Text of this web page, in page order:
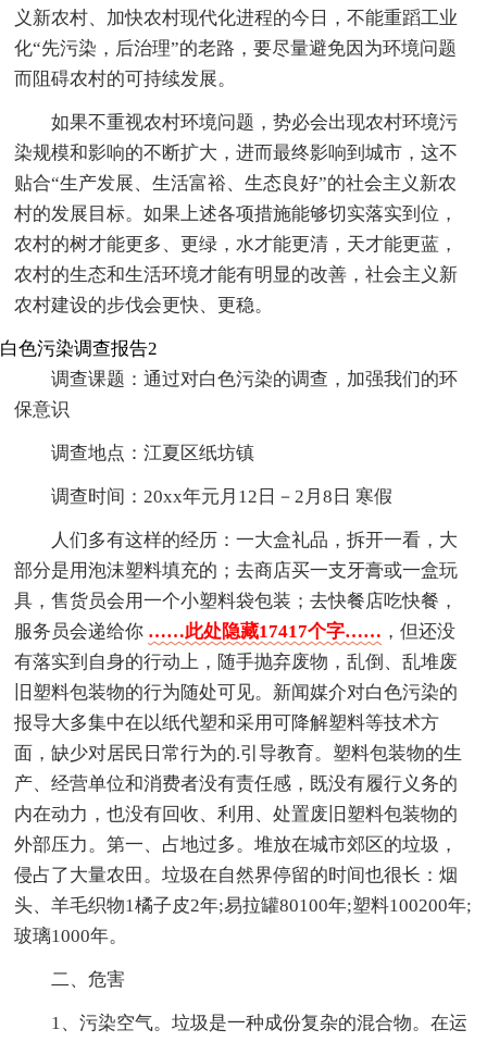
义新农村、加快农村现代化进程的今日，不能重蹈工业
化“先污染，后治理”的老路，要尽量避免因为环境问题
而阻碍农村的可持续发展。
如果不重视农村环境问题，势必会出现农村环境污
染规模和影响的不断扩大，进而最终影响到城市，这不
贴合“生产发展、生活富裕、生态良好”的社会主义新农
村的发展目标。如果上述各项措施能够切实落实到位，
农村的树才能更多、更绿，水才能更清，天才能更蓝，
农村的生态和生活环境才能有明显的改善，社会主义新
农村建设的步伐会更快、更稳。
白色污染调查报告2
调查课题：通过对白色污染的调查，加强我们的环
保意识
调查地点：江夏区纸坊镇
调查时间：20xx年元月12日－2月8日 寒假
人们多有这样的经历：一大盒礼品，拆开一看，大
部分是用泡沫塑料填充的；去商店买一支牙膏或一盒玩
具，售货员会用一个小塑料袋包装；去快餐店吃快餐，
服务员会递给你 ……此处隐藏17417个字…… ，但还没
有落实到自身的行动上，随手抛弃废物，乱倒、乱堆废
旧塑料包装物的行为随处可见。新闻媒介对白色污染的
报导大多集中在以纸代塑和采用可降解塑料等技术方
面，缺少对居民日常行为的.引导教育。塑料包装物的生
产、经营单位和消费者没有责任感，既没有履行义务的
内在动力，也没有回收、利用、处置废旧塑料包装物的
外部压力。第一、占地过多。堆放在城市郊区的垃圾，
侵占了大量农田。垃圾在自然界停留的时间也很长：烟
头、羊毛织物1橘子皮2年;易拉罐80100年;塑料100200年;
玻璃1000年。
二、危害
1、污染空气。垃圾是一种成份复杂的混合物。在运